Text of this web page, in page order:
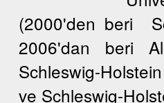
(2000'den beri
2006'dan beri
Schleswig-
ve Schleswig-